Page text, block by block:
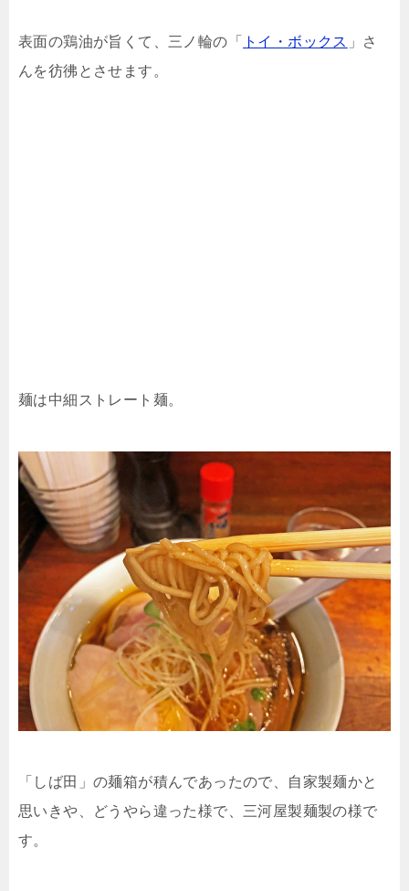
表面の鶏油が旨くて、三ノ輪の「 トイ・ボックス 」さ
んを彷彿とさせます。
麺は中細ストレート麺。
「しば田」の麺箱が積んであったので、自家製麺かと
思いきや、どうやら違った様で、三河屋製麺製の様で
す。